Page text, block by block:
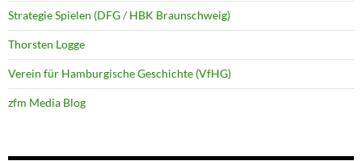
Strategie Spielen (DFG / HBK Braunschweig)
Thorsten Logge
Verein für Hamburgische Geschichte (VfHG)
zfm Media Blog